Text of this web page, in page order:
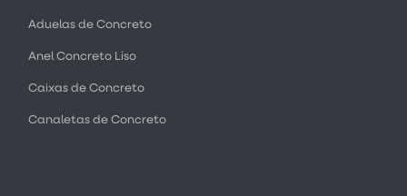
Aduelas de Concreto
Anel Concreto Liso
Caixas de Concreto
Canaletas de Concreto